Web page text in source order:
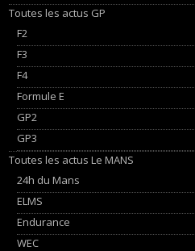
Toutes les actus GP
F2
F3
F4
Formule E
GP2
GP3
Toutes les actus Le MANS
24h du Mans
ELMS
Endurance
WEC